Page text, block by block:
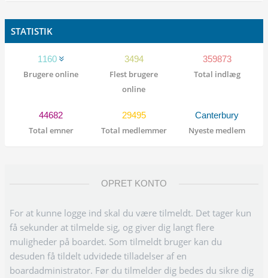
STATISTIK
1160
Brugere online
3494
Flest brugere
online
359873
Total indlæg
44682
Total emner
29495
Total medlemmer
Canterbury
Nyeste medlem
OPRET KONTO
For at kunne logge ind skal du være tilmeldt. Det tager kun
få sekunder at tilmelde sig, og giver dig langt flere
muligheder på boardet. Som tilmeldt bruger kan du
desuden få tildelt udvidede tilladelser af en
boardadministrator. Før du tilmelder dig bedes du sikre dig